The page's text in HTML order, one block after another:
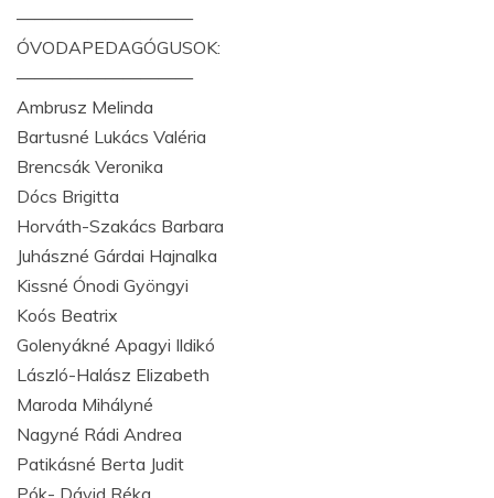
——————————
ÓVODAPEDAGÓGUSOK:
——————————
Ambrusz Melinda
Bartusné Lukács Valéria
Brencsák Veronika
Dócs Brigitta
Horváth-Szakács Barbara
Juhászné Gárdai Hajnalka
Kissné Ónodi Gyöngyi
Koós Beatrix
Golenyákné Apagyi Ildikó
László-Halász Elizabeth
Maroda Mihályné
Nagyné Rádi Andrea
Patikásné Berta Judit